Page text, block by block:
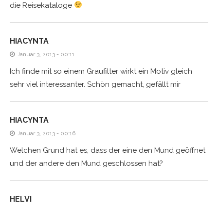
die Reisekataloge
HIACYNTA
Januar 3, 2013 - 00:11
Ich finde mit so einem Graufilter wirkt ein Motiv gleich
sehr viel interessanter. Schön gemacht, gefällt mir
HIACYNTA
Januar 3, 2013 - 00:16
Welchen Grund hat es, dass der eine den Mund geöffnet
und der andere den Mund geschlossen hat?
HELVI